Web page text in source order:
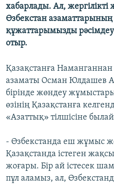
хабарлады. Ал,
Өзбекстан азаматтарының
құжаттарымызды
отыр.
Қазақстанға Наманганнан
азаматы Осман Юлдашев
бірінде жөндеу
өзінің Қазақстанға
«Азаттық» тілшісіне былай
- Өзбекстанда еш жұмыс
Қазақстанда істеген
жоғары. Бір ай істесек
пұл аламыз, ал,